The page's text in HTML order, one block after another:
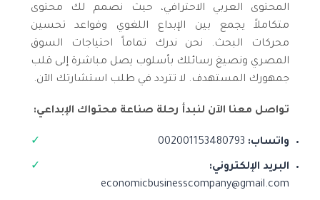
المحتوى العربي الاحترافي، حيث نصمم لك محتوى
متكاملاً يجمع بين الإبداع اللغوي وقواعد تحسين
محركات البحث. نحن ندرك تماماً احتياجات السوق
المصري ونصيغ رسائلك بأسلوب يصل مباشرة إلى قلب
جمهورك المستهدف. لا تتردد في طلب استشارتك الآن.
تواصل معنا الآن لنبدأ رحلة صناعة محتواك الإبداعي:
واتساب:
البريد الإلكتروني:
economicbusinesscompany@gmail.com